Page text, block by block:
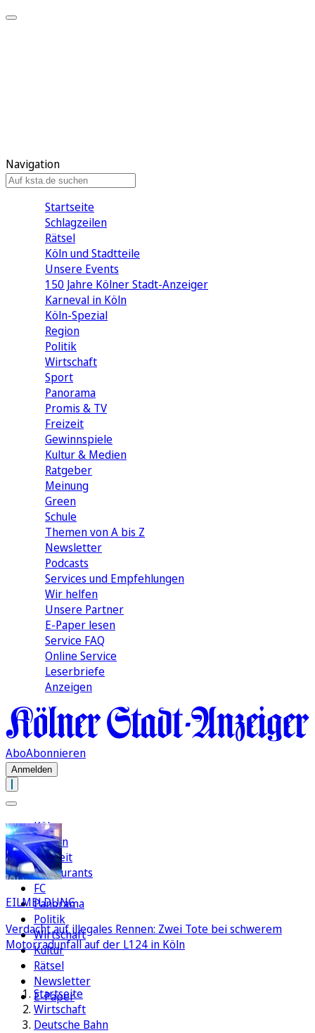
Navigation
Startseite
Schlagzeilen
Rätsel
Köln und Stadtteile
Unsere Events
150 Jahre Kölner Stadt-Anzeiger
Karneval in Köln
Köln-Spezial
Region
Politik
Wirtschaft
Sport
Panorama
Promis & TV
Freizeit
Gewinnspiele
Kultur & Medien
Ratgeber
Meinung
Green
Schule
Themen von A bis Z
Newsletter
Podcasts
Services und Empfehlungen
Wir helfen
Unsere Partner
E-Paper lesen
Service FAQ
Online Service
Leserbriefe
Anzeigen
AboAbonnieren
Anmelden
Köln
Region
Freizeit
Restaurants
FC
Panorama
Politik
Wirtschaft
Kultur
Rätsel
Newsletter
E-Paper
EILMELDUNG
Verdacht auf illegales Rennen: Zwei Tote bei schwerem
Motorradunfall auf der L124 in Köln
Startseite
Wirtschaft
Deutsche Bahn